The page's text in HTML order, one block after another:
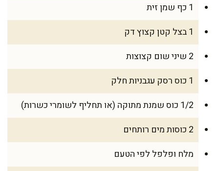
1 כף שמן זית
1 בצל קטן קצוץ דק
2 שיני שום קצוצות
1 כוס רסק עגבניות חלק
1/2 כוס שמנת מתוקה (או תחליף לשומרי כשרות)
2 כוסות מים רותחים
מלח ופלפל לפי הטעם